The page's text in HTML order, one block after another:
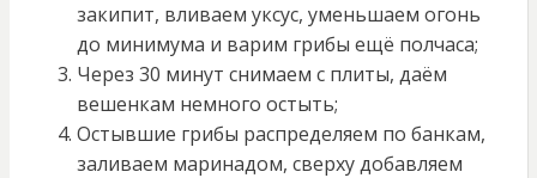
закипит, вливаем уксус, уменьшаем огонь
до минимума и варим грибы ещё полчаса;
Через 30 минут снимаем с плиты, даём
вешенкам немного остыть;
Остывшие грибы распределяем по банкам,
заливаем маринадом, сверху добавляем